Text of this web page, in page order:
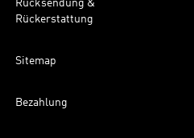
Rücksendung &
Rückerstattung
Sitemap
Bezahlung